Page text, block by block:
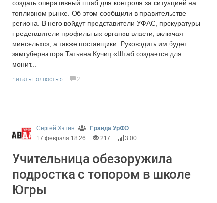
создать оперативный штаб для контроля за ситуацией на
топливном рынке. Об этом сообщили в правительстве
региона. В него войдут представители УФАС, прокуратуры,
представители профильных органов власти, включая
минсельхоз, а также поставщики. Руководить им будет
замгубернатора Татьяна Кучиц.«Штаб создается для
монит...
Читать полностью 2
Сергей Хатин
Правда УрФО
17 февраля 18:26
217 3.00
Учительница обезоружила
подростка с топором в школе
Югры